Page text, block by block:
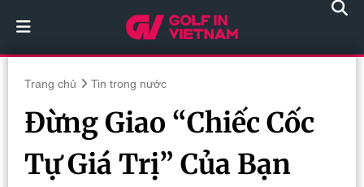
Trang chủ Tin trong nước
Đừng Giao “Chiếc Cốc
Tự Giá Trị” Của Bạn